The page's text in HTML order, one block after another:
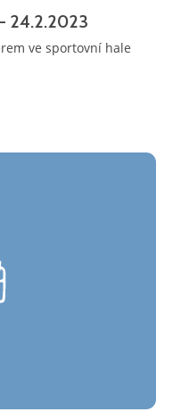
24.2.2023
ve sportovní hale